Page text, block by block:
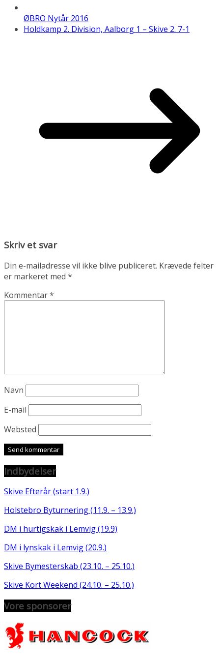
ØBRO Nytår 2016
Holdkamp 2. Division, Aalborg 1 – Skive 2. 7-1
Skriv et svar
Din e-mailadresse vil ikke blive publiceret. Krævede felter
er markeret med *
Kommentar*
Navn
E-mail
Websted
Indbydelser
Skive Efterår (start 1.9.)
Holstebro Byturnering (11.9. – 13.9.)
DM i hurtigskak i Lemvig (19.9)
DM i lynskak i Lemvig (20.9.)
Skive Bymesterskab (23.10. – 25.10.)
Skive Kort Weekend (24.10. – 25.10.)
Vore sponsorer